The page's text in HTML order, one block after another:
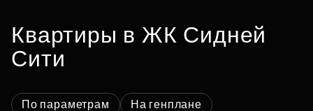
квартиры в ЖК Сидней
Сити
По параметрам На генплане